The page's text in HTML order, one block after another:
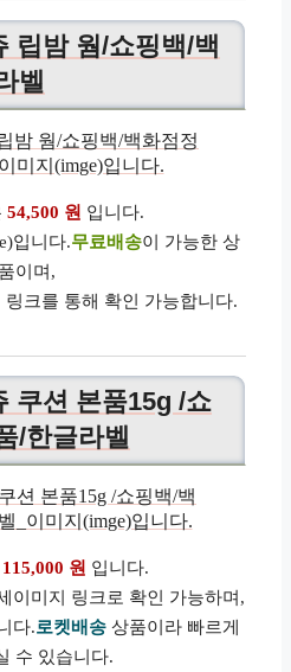
립밤 웜/쇼핑백/백
벨
54,500 원 입니다.
무료배송이 가능한 상
품이며,
크를 통해 확인 가능합니다.
쿠션 본품15g /쇼
/한글라벨
115,000 원 입니다.
이미지 링크로 확인 가능하며,
로켓배송 상품이라 빠르게
수 있습니다.